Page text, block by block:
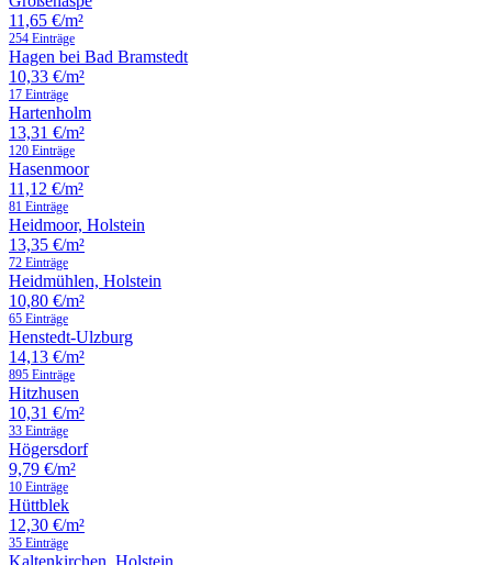
11,65 €/m²
254 Einträge
Hagen bei Bad Bramstedt
10,33 €/m²
17 Einträge
Hartenholm
13,31 €/m²
120 Einträge
Hasenmoor
11,12 €/m²
81 Einträge
Heidmoor, Holstein
13,35 €/m²
72 Einträge
Heidmühlen, Holstein
10,80 €/m²
65 Einträge
Henstedt-Ulzburg
14,13 €/m²
895 Einträge
Hitzhusen
10,31 €/m²
33 Einträge
Högersdorf
9,79 €/m²
10 Einträge
Hüttblek
12,30 €/m²
35 Einträge